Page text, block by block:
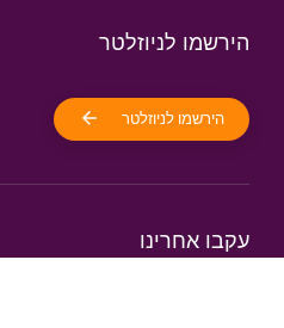
הירשמו לניוזלטר
הירשמו לניוזלטר
עקבו אחרינו